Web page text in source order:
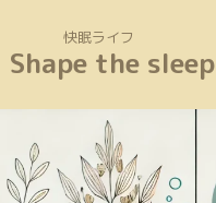
快眠ライフ
Shape the sleep